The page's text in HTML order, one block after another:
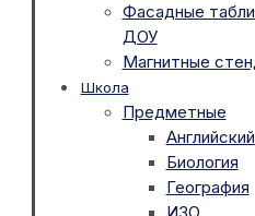
Фасадные
ДОУ
Магнитные
Школа
Предметные
Биология
География